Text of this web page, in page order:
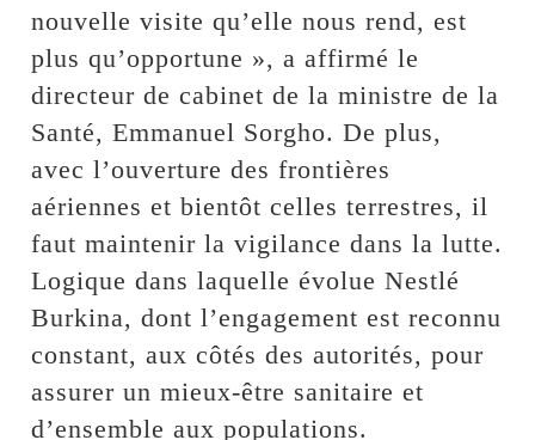
nouvelle visite qu’elle nous rend, est
plus qu’opportune », a affirmé le
directeur de cabinet de la ministre de la
Santé, Emmanuel Sorgho. De plus,
avec l’ouverture des frontières
aériennes et bientôt celles terrestres, il
faut maintenir la vigilance dans la lutte.
Logique dans laquelle évolue Nestlé
Burkina, dont l’engagement est reconnu
constant, aux côtés des autorités, pour
assurer un mieux-être sanitaire et
d’ensemble aux populations.